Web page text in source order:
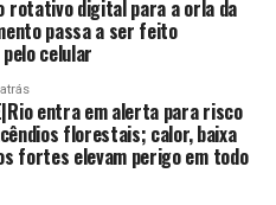
rotativo digital para a orla da
passa a ser feito
celular
entra em alerta para risco
florestais; calor, baixa
fortes elevam perigo em todo